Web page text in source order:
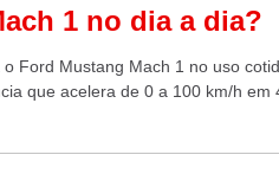
1 no dia a dia?
Ford Mustang Mach 1 no uso
que acelera de 0 a 100 km/h em